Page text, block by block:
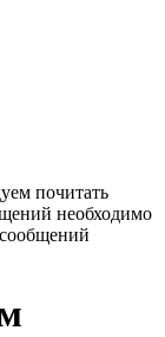
почитать
необходимо